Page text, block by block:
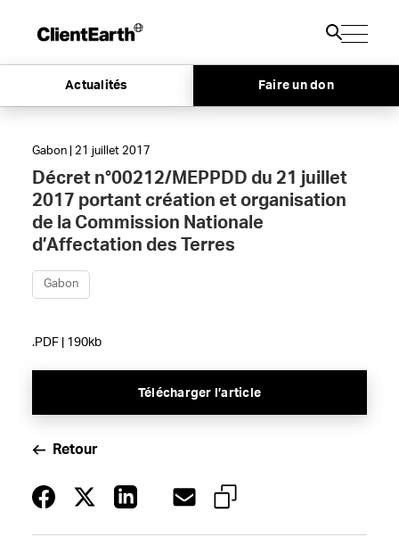
Actualités Faire un don
Gabon | 21 juillet 2017
Décret n°00212/MEPPDD du 21 juillet
2017 portant création et organisation
de la Commission Nationale
d’Affectation des Terres
Gabon
.PDF | 190kb
Télécharger l’article
Retour